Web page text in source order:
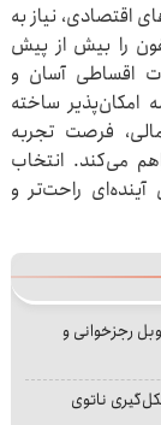
اقتصادی، نیاز به
را بیش از پیش
اقساطی آسان و
امکان‌پذیر ساخته
فرصت تجربه
می‌کند. انتخاب
راحت‌تر و
رجزخوانی و
ناتوی